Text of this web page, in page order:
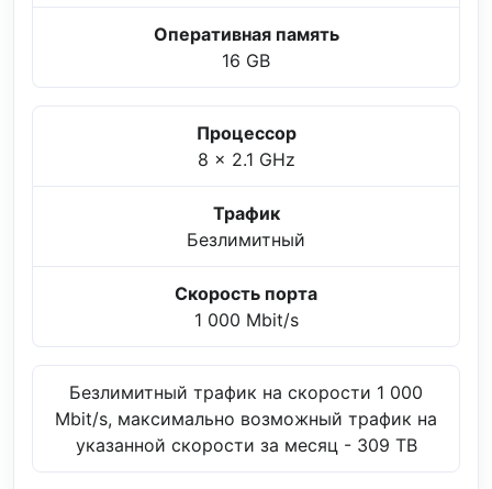
Оперативная память
16 GB
Процессор
8 x 2.1 GHz
Трафик
Безлимитный
Скорость порта
1 000 Mbit/s
Безлимитный трафик на скорости 1 000
Mbit/s, максимально возможный трафик на
указанной скорости за месяц - 309 TB